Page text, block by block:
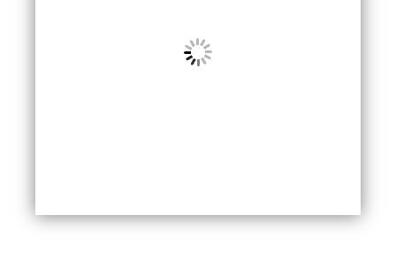
tepat. Karena kami memberikan pelayanan terbaik dan